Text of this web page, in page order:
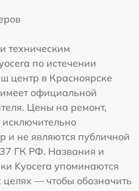
техническим
по истечении
центр в Красноярске
официальной
Цены на ремонт,
и не являются публичной
ГК РФ. Названия и
Kyocera упоминаются
— чтобы обозначить